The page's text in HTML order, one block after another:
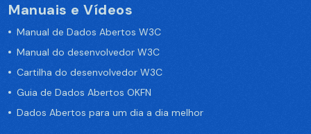
Manuais e Vídeos
Manual de Dados Abertos W3C
Manual do desenvolvedor W3C
Cartilha do desenvolvedor W3C
Guia de Dados Abertos OKFN
Dados Abertos para um dia a dia melhor